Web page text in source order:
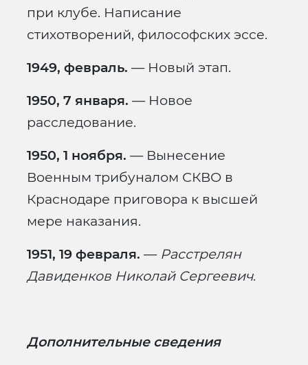
при клубе. Написание
стихотворений, философских эссе.
1949, февраль. — Новый этап.
1950, 7 января. — Новое
расследование.
1950, 1 ноября. — Вынесение
Военным трибуналом СКВО в
Краснодаре приговора к высшей
мере наказания.
1951, 19 февраля. — Расстрелян
Давиденков Николай Сергеевич.
Дополнительные сведения